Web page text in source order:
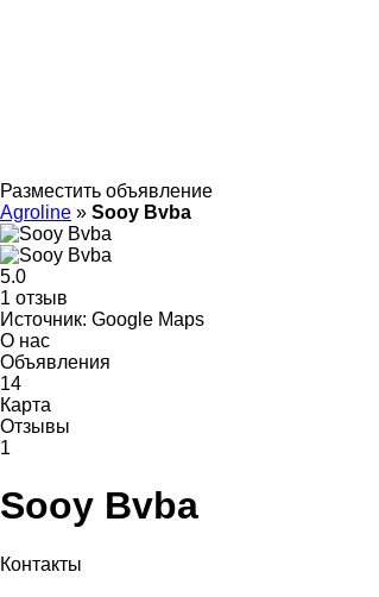
Разместить объявление
Agroline » Sooy Bvba
5.0
1 отзыв
Источник: Google Maps
О нас
Объявления
14
Карта
Отзывы
1
Sooy Bvba
Контакты